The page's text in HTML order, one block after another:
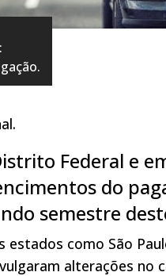
Federal e
do
semestre
estados como São
alterações no